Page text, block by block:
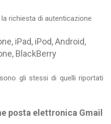
richiesta di autenticazione
iPad, iPod, Android,
BlackBerry
gli stessi di quelli riportati
posta elettronica Gmail